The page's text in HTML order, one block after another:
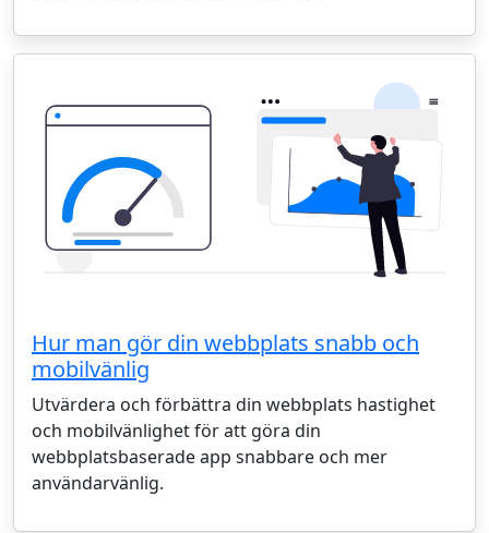
Hur man gör din webbplats snabb och
mobilvänlig
Utvärdera och förbättra din webbplats hastighet
och mobilvänlighet för att göra din
webbplatsbaserade app snabbare och mer
användarvänlig.